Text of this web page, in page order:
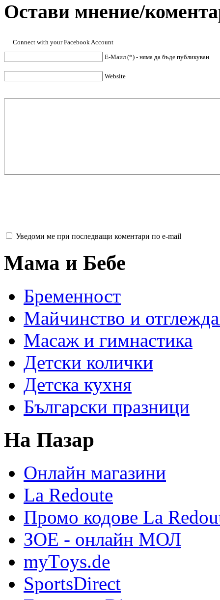
Остави мнение/
Connect with your Facebook Account
Е-Маил (*) - няма да бъде публикуван
Website
Уведоми ме при последващи коментари по e-mail
Мама и Бебе
Бременност
Майчинство и
Масаж и гимнастика
Детски колички
Детска кухня
Български празници
На Пазар
Онлайн магазини
La Redoute
Промо кодове La
ЗОЕ - онлайн МОЛ
myТoys.de
SportsDirect